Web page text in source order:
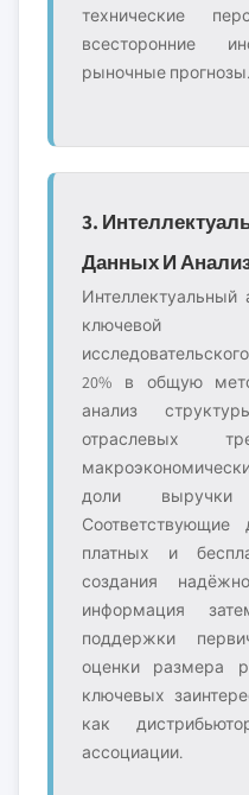
технические
всесторонние
рыночные прогнозы.
3.
Данных И
Интеллектуальный
ключевой
20% в общую
анализ
отраслевых
доли выручки
платных и
создания
информация
поддержки
оценки размера
ключевых
как
ассоциации.